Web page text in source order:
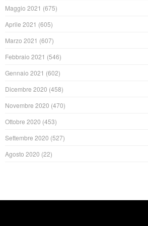
Maggio 2021 (675)
Aprile 2021 (605)
Marzo 2021 (607)
Febbraio 2021 (546)
Gennaio 2021 (602)
Dicembre 2020 (458)
Novembre 2020 (470)
Ottobre 2020 (453)
Settembre 2020 (527)
Agosto 2020 (22)